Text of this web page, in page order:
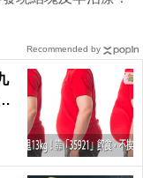
Recommended by